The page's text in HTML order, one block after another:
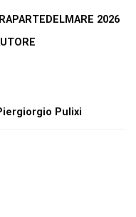
2026
Pulixi